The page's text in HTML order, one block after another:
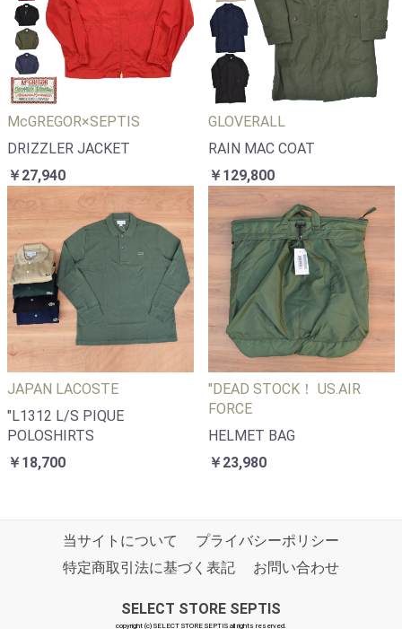
McGREGOR×SEPTIS
DRIZZLER JACKET
￥27,940
GLOVERALL
RAIN MAC COAT
￥129,800
JAPAN LACOSTE
"L1312 L/S PIQUE
POLOSHIRTS
￥18,700
"DEAD STOCK！ US.AIR
FORCE
HELMET BAG
￥23,980
当サイトについて
プライバシーポリシー
特定商取引法に基づく表記
お問い合わせ
SELECT STORE SEPTIS
copyright (c) SELECT STORE SEPTIS all rights reserved.